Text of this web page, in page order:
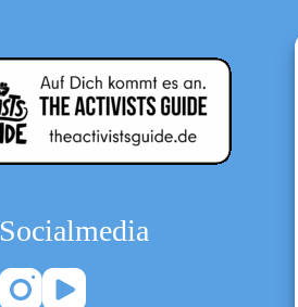
Socialmedia